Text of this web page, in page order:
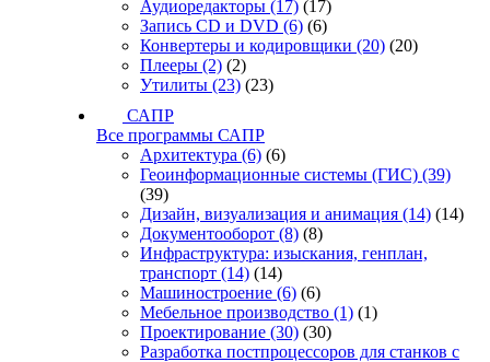
Аудиоредакторы (17) (17)
Запись CD и DVD (6) (6)
Конвертеры и кодировщики (20) (20)
Плееры (2) (2)
Утилиты (23) (23)
САПР
Все программы САПР
Архитектура (6) (6)
Геоинформационные системы (ГИС) (39)
(39)
Дизайн, визуализация и анимация (14) (14)
Документооборот (8) (8)
Инфраструктура: изыскания, генплан,
транспорт (14) (14)
Машиностроение (6) (6)
Мебельное производство (1) (1)
Проектирование (30) (30)
Разработка постпроцессоров для станков с